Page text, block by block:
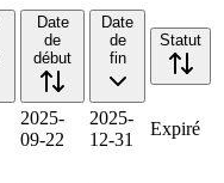
Date
de
début
Date
de
fin
Statut
2025-
09-22
2025-
12-31
Expiré